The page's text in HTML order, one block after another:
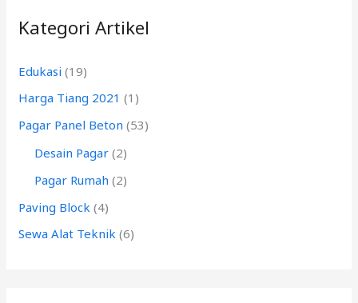
u
t
u
k
Kategori Artikel
Edukasi (19)
Harga Tiang 2021 (1)
Pagar Panel Beton (53)
Desain Pagar (2)
Pagar Rumah (2)
Paving Block (4)
Sewa Alat Teknik (6)